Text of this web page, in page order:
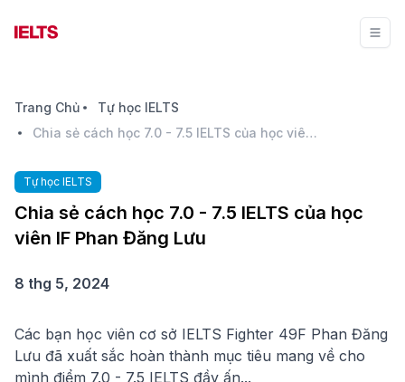
Trang Chủ
Tự học IELTS
Chia sẻ cách học 7.0 - 7.5 IELTS của học viên IF Phan Đăng Lưu
Tự học IELTS
Chia sẻ cách học 7.0 - 7.5 IELTS của học
viên IF Phan Đăng Lưu
8 thg 5, 2024
Các bạn học viên cơ sở IELTS Fighter 49F Phan Đăng
Lưu đã xuất sắc hoàn thành mục tiêu mang về cho
mình điểm 7.0 - 7.5 IELTS đầy ấn...